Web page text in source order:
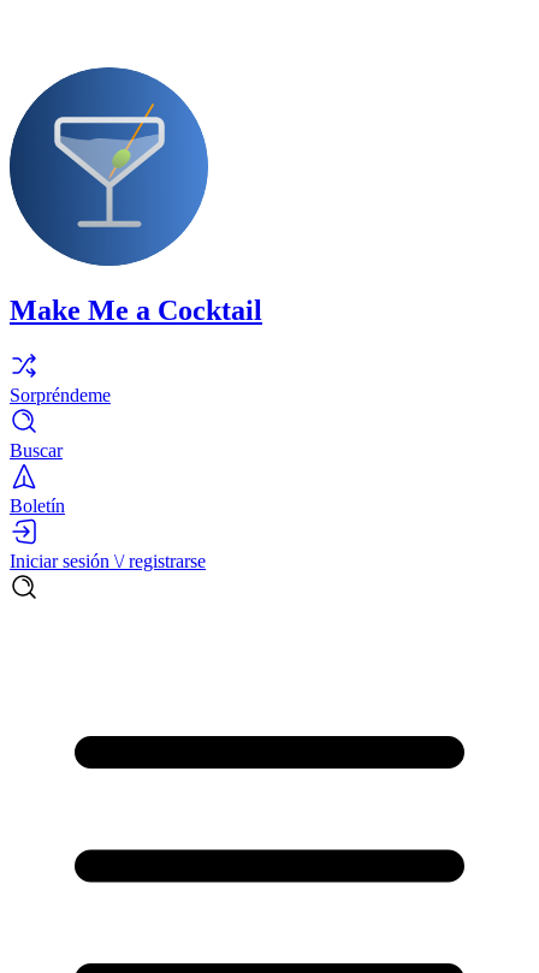
Make Me a Cocktail
Sorpréndeme
Buscar
Boletín
Iniciar sesión \/ registrarse